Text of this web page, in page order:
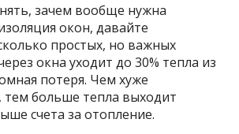
зачем вообще нужна
окон, давайте
простых, но важных
окна уходит до 30% тепла из
потеря. Чем хуже
тем больше тепла выходит
счета за отопление.